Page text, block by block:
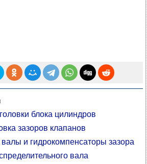
блока цилиндров
зазоров клапанов
и гидрокомпенсаторы зазора
вала